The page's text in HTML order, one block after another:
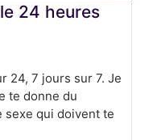
24 heures
24, 7 jours sur 7. Je
te donne du
sexe qui doivent te